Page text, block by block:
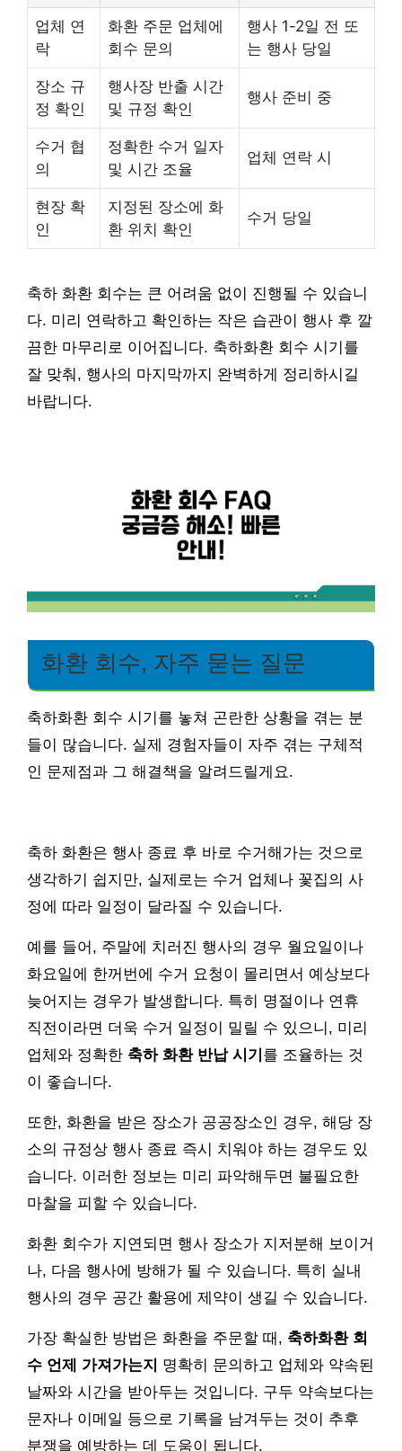
업체 연
락
화환 주문 업체에
회수 문의
행사 1-2일 전 또
는 행사 당일
장소 규
정 확인
행사장 반출 시간
및 규정 확인
행사 준비 중
수거 협
의
정확한 수거 일자
및 시간 조율
업체 연락 시
현장 확
인
지정된 장소에 화
환 위치 확인
수거 당일
축하 화환 회수는 큰 어려움 없이 진행될 수 있습니
다. 미리 연락하고 확인하는 작은 습관이 행사 후 깔
끔한 마무리로 이어집니다. 축하화환 회수 시기를
잘 맞춰, 행사의 마지막까지 완벽하게 정리하시길
바랍니다.
화환 회수, 자주 묻는 질문
축하화환 회수 시기를 놓쳐 곤란한 상황을 겪는 분
들이 많습니다. 실제 경험자들이 자주 겪는 구체적
인 문제점과 그 해결책을 알려드릴게요.
축하 화환은 행사 종료 후 바로 수거해가는 것으로
생각하기 쉽지만, 실제로는 수거 업체나 꽃집의 사
정에 따라 일정이 달라질 수 있습니다.
예를 들어, 주말에 치러진 행사의 경우 월요일이나
화요일에 한꺼번에 수거 요청이 몰리면서 예상보다
늦어지는 경우가 발생합니다. 특히 명절이나 연휴
직전이라면 더욱 수거 일정이 밀릴 수 있으니, 미리
업체와 정확한 축하 화환 반납 시기 를 조율하는 것
이 좋습니다.
또한, 화환을 받은 장소가 공공장소인 경우, 해당 장
소의 규정상 행사 종료 즉시 치워야 하는 경우도 있
습니다. 이러한 정보는 미리 파악해두면 불필요한
마찰을 피할 수 있습니다.
화환 회수가 지연되면 행사 장소가 지저분해 보이거
나, 다음 행사에 방해가 될 수 있습니다. 특히 실내
행사의 경우 공간 활용에 제약이 생길 수 있습니다.
가장 확실한 방법은 화환을 주문할 때, 축하화환 회
수 언제 가져가는지 명확히 문의하고 업체와 약속된
날짜와 시간을 받아두는 것입니다. 구두 약속보다는
문자나 이메일 등으로 기록을 남겨두는 것이 추후
분쟁을 예방하는 데 도움이 됩니다.